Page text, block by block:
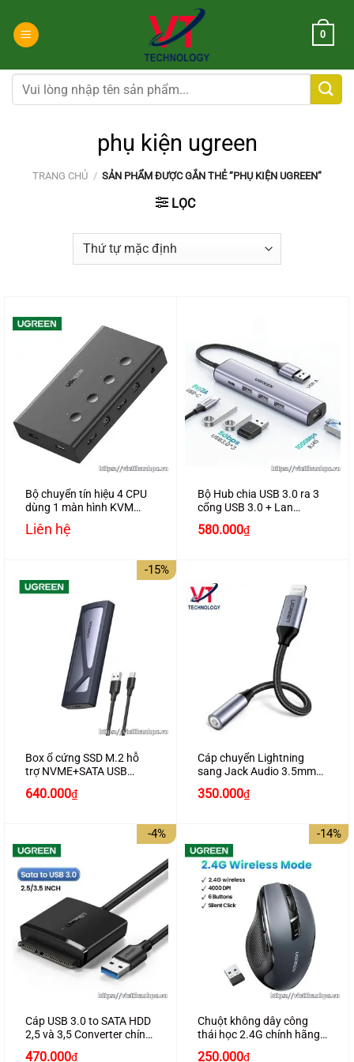
đến
dung
0
Tìm
kiếm:
phụ kiện ugreen
TRANG CHỦ / SẢN PHẨM ĐƯỢC GẮN THẺ “PHỤ KIỆN UGREEN”
LỌC
Bộ chuyển tín hiệu 4 CPU
dùng 1 màn hình KVM
Switch USB, HDMI
4K@60Hz Ugreen 70439
Liên hệ
Bộ Hub chia USB 3.0 ra 3
cổng USB 3.0 + Lan
20915 cao cấp
580.000₫
-15%
Box ổ cứng SSD M.2 hỗ
trợ NVME+SATA USB
10Gbps Ugreen 90264
Giá
640.000₫Giá
hiện
Cáp chuyển Lightning
sang Jack Audio 3.5mm
Ugreen 30756 cao cấp
350.000₫
-4%
Cáp USB 3.0 to SATA HDD
2,5 và 3,5 Converter chính
hãng Ugreen 20611 cao
Giá
470.000₫Giá
-14%
Chuột không dây công
thái học 2.4G chính hãng
Ugreen 15063 4000 DPI
Giá
250.000₫Giá